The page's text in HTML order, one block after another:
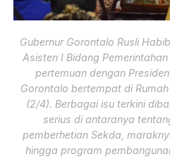
Gubernur Gorontalo Rusli
Asisten I Bidang
pertemuan dengan
Gorontalo bertempat di
(2/4). Berbagai isu terkini
serius di antaranya
pemberhetian Sekda,
hingga program